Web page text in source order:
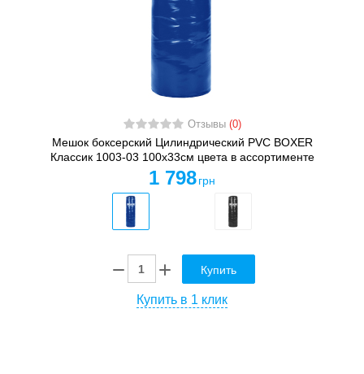
Отзывы (0)
Мешок боксерский Цилиндрический PVC BOXER
Классик 1003-03 100х33см цвета в ассортименте
1 798 грн
Купить
Купить в 1 клик